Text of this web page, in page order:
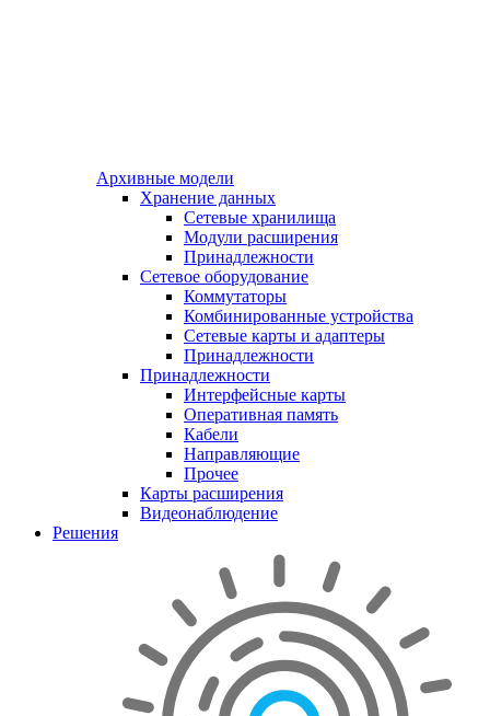
Архивные модели
Хранение данных
Сетевые хранилища
Модули расширения
Принадлежности
Сетевое оборудование
Коммутаторы
Комбинированные устройства
Сетевые карты и адаптеры
Принадлежности
Принадлежности
Интерфейсные карты
Оперативная память
Кабели
Направляющие
Прочее
Карты расширения
Видеонаблюдение
Решения